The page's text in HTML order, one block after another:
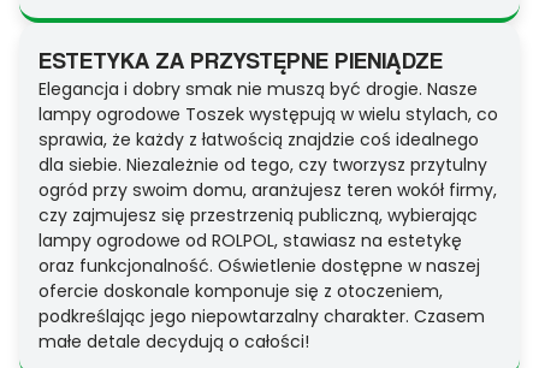
ESTETYKA ZA PRZYSTĘPNE PIENIĄDZE
Elegancja i dobry smak nie muszą być drogie. Nasze
lampy ogrodowe Toszek występują w wielu stylach, co
sprawia, że każdy z łatwością znajdzie coś idealnego
dla siebie. Niezależnie od tego, czy tworzysz przytulny
ogród przy swoim domu, aranżujesz teren wokół firmy,
czy zajmujesz się przestrzenią publiczną, wybierając
lampy ogrodowe od ROLPOL, stawiasz na estetykę
oraz funkcjonalność. Oświetlenie dostępne w naszej
ofercie doskonale komponuje się z otoczeniem,
podkreślając jego niepowtarzalny charakter. Czasem
małe detale decydują o całości!